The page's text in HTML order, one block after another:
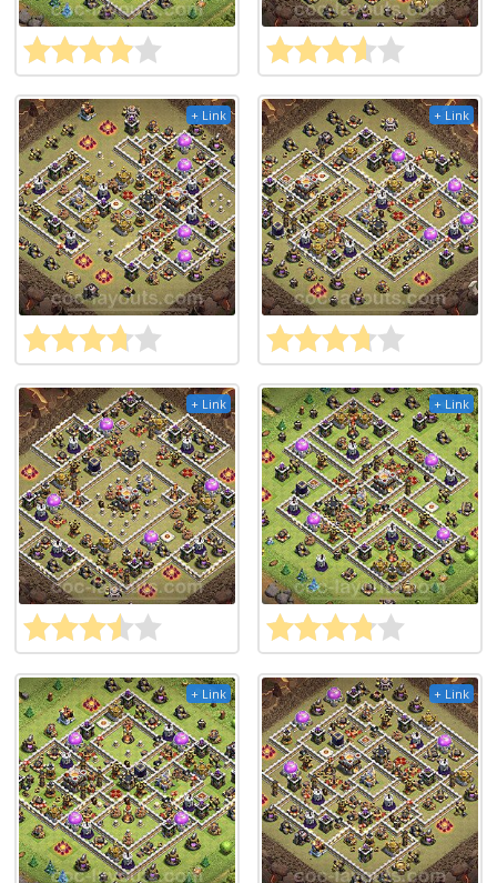
+ Link + Link
+ Link + Link
+ Link + Link